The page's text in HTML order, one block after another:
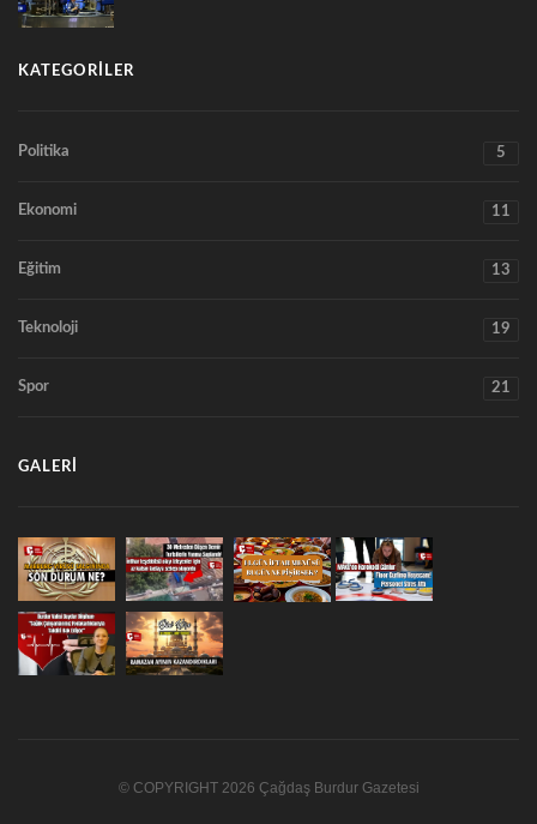
KATEGORILER
Politika 5
Ekonomi 11
Eğitim 13
Teknoloji 19
Spor 21
GALERI
© COPYRIGHT 2026 Çağdaş Burdur Gazetesi